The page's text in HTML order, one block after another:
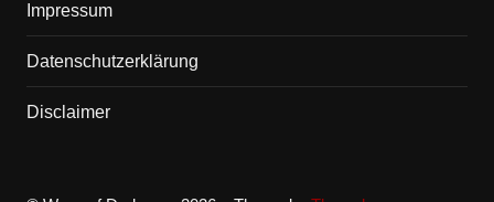
Impressum
Datenschutzerklärung
Disclaimer